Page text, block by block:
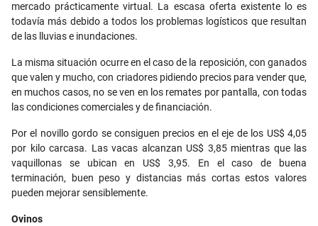
mercado prácticamente virtual. La escasa oferta existente lo es
todavía más debido a todos los problemas logísticos que resultan
de las lluvias e inundaciones.
La misma situación ocurre en el caso de la reposición, con ganados
que valen y mucho, con criadores pidiendo precios para vender que,
en muchos casos, no se ven en los remates por pantalla, con todas
las condiciones comerciales y de financiación.
Por el novillo gordo se consiguen precios en el eje de los US$ 4,05
por kilo carcasa. Las vacas alcanzan US$ 3,85 mientras que las
vaquillonas se ubican en US$ 3,95. En el caso de buena
terminación, buen peso y distancias más cortas estos valores
pueden mejorar sensiblemente.
Ovinos